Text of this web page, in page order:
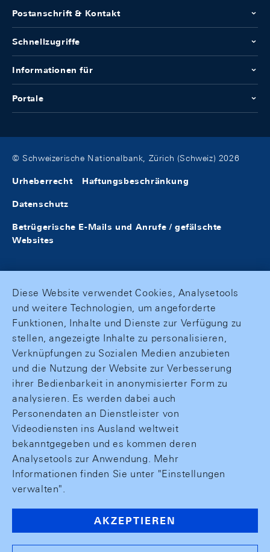
Postanschrift & Kontakt
Schnellzugriffe
Informationen für
Portale
© Schweizerische Nationalbank, Zürich (Schweiz) 2026
Urheberrecht Haftungsbeschränkung
Datenschutz
Betrügerische E-Mails und Anrufe / gefälschte
Websites
Diese Website verwendet Cookies, Analysetools
und weitere Technologien, um angeforderte
Funktionen, Inhalte und Dienste zur Verfügung zu
stellen, angezeigte Inhalte zu personalisieren,
Verknüpfungen zu Sozialen Medien anzubieten
und die Nutzung der Website zur Verbesserung
ihrer Bedienbarkeit in anonymisierter Form zu
analysieren. Es werden dabei auch
Personendaten an Dienstleister von
Videodiensten ins Ausland weltweit
bekanntgegeben und es kommen deren
Analysetools zur Anwendung. Mehr
Informationen finden Sie unter "Einstellungen
verwalten".
AKZEPTIEREN